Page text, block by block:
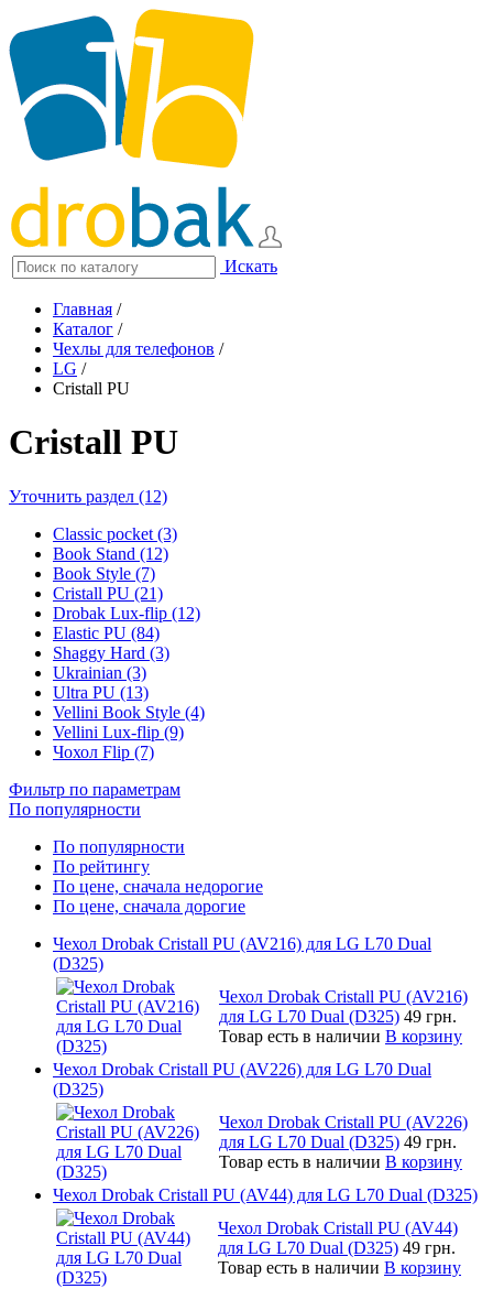
Искать
Главная /
Каталог /
Чехлы для телефонов /
LG /
Cristall PU
Cristall PU
Уточнить раздел (12)
Classic pocket (3)
Book Stand (12)
Book Style (7)
Cristall PU (21)
Drobak Lux-flip (12)
Elastic PU (84)
Shaggy Hard (3)
Ukrainian (3)
Ultra PU (13)
Vellini Book Style (4)
Vellini Lux-flip (9)
Чохол Flip (7)
Фильтр по параметрам
По популярности
По популярности
По рейтингу
По цене, сначала недорогие
По цене, сначала дорогие
Чехол Drobak Cristall PU (AV216) для LG L70 Dual
(D325)
Чехол Drobak Cristall PU (AV216)
для LG L70 Dual (D325) 49 грн.
Товар есть в наличии В корзину
Чехол Drobak Cristall PU (AV226) для LG L70 Dual
(D325)
Чехол Drobak Cristall PU (AV226)
для LG L70 Dual (D325) 49 грн.
Товар есть в наличии В корзину
Чехол Drobak Cristall PU (AV44) для LG L70 Dual (D325)
Чехол Drobak Cristall PU (AV44)
для LG L70 Dual (D325) 49 грн.
Товар есть в наличии В корзину